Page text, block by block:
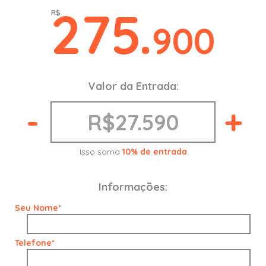
R$
275.900
Valor da Entrada:
- +
Isso soma 10% de entrada
Informações:
Seu Nome*
Telefone*